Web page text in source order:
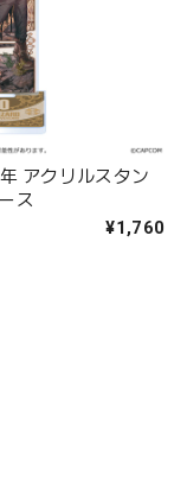
アクリルスタン
ス
¥1,760